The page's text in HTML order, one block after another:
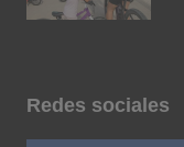
Redes sociales